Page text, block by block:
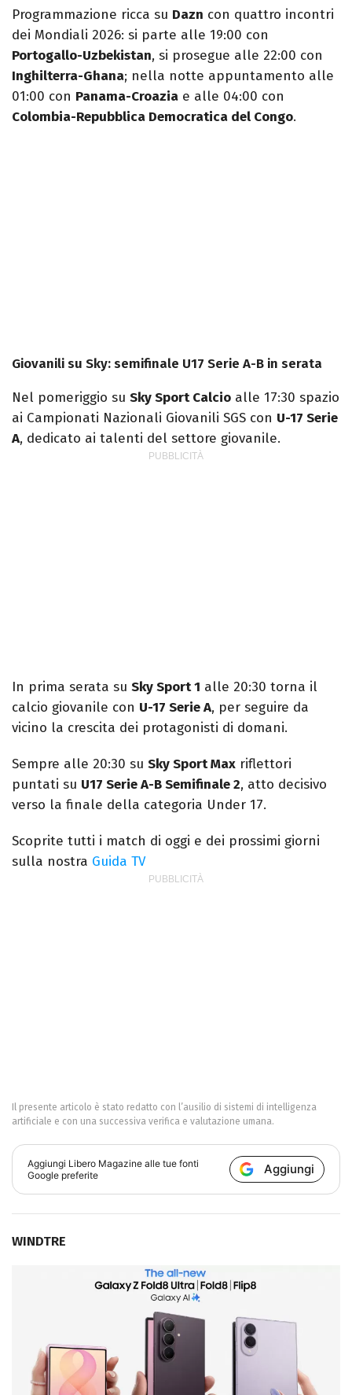
Programmazione ricca su Dazn con quattro incontri
dei Mondiali 2026: si parte alle 19:00 con
Portogallo-Uzbekistan, si prosegue alle 22:00 con
Inghilterra-Ghana; nella notte appuntamento alle
01:00 con Panama-Croazia e alle 04:00 con
Colombia-Repubblica Democratica del Congo.
Giovanili su Sky: semifinale U17 Serie A-B in serata
Nel pomeriggio su Sky Sport Calcio alle 17:30 spazio
ai Campionati Nazionali Giovanili SGS con U-17 Serie
A, dedicato ai talenti del settore giovanile.
In prima serata su Sky Sport 1 alle 20:30 torna il
calcio giovanile con U-17 Serie A, per seguire da
vicino la crescita dei protagonisti di domani.
Sempre alle 20:30 su Sky Sport Max riflettori
puntati su U17 Serie A-B Semifinale 2, atto decisivo
verso la finale della categoria Under 17.
Scoprite tutti i match di oggi e dei prossimi giorni
sulla nostra Guida TV
Il presente articolo è stato redatto con l’ausilio di sistemi di intelligenza
artificiale e con una successiva verifica e valutazione umana.
Aggiungi Libero Magazine alle tue fonti
Google preferite
Aggiungi
WINDTRE